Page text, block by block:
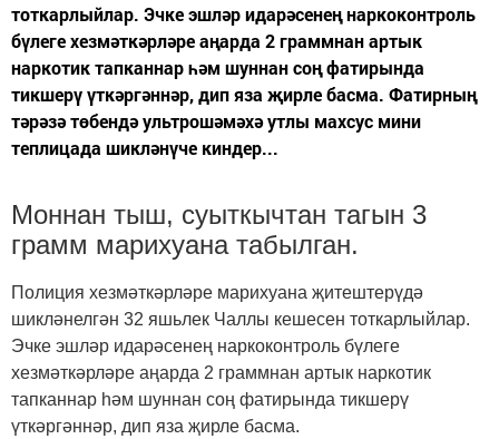
тоткарлыйлар. Эчке эшләр идарәсенең наркоконтроль
бүлеге хезмәткәрләре аңарда 2 граммнан артык
наркотик тапканнар һәм шуннан соң фатирында
тикшерү үткәргәннәр, дип яза җирле басма. Фатирның
тәрәзә төбендә ультрошәмәхә утлы махсус мини
теплицада шикләнүче киндер...
Моннан тыш, суыткычтан тагын 3
грамм марихуана табылган.
Полиция хезмәткәрләре марихуана җитештерүдә
шикләнелгән 32 яшьлек Чаллы кешесен тоткарлыйлар.
Эчке эшләр идарәсенең наркоконтроль бүлеге
хезмәткәрләре аңарда 2 граммнан артык наркотик
тапканнар һәм шуннан соң фатирында тикшерү
үткәргәннәр, дип яза җирле басма.